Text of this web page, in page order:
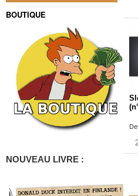
BOUTIQUE
NOUVEAU LIVRE :